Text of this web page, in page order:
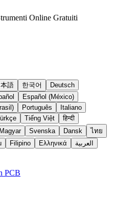
Online Gratuiti
本語 한국어
Deutsch
Español (México)
Português
Italiano
Tiếng Việt
हिन्दी
Magyar Svenska Dansk
ไทย
Filipino Ελληνικά
العربية
PCB